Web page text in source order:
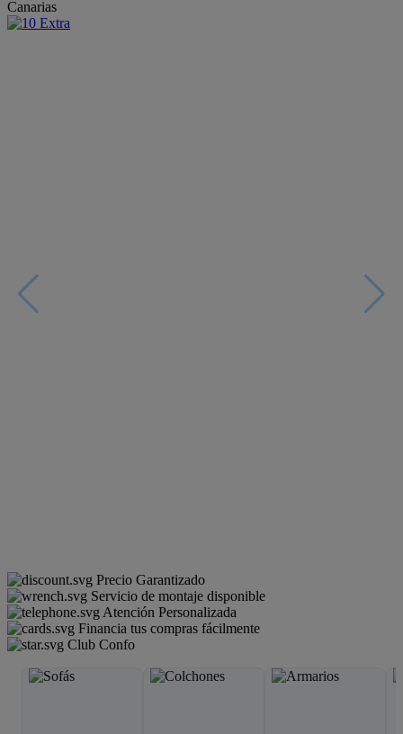
Canarias
Precio Garantizado
Servicio de montaje disponible
Atención Personalizada
Financia tus compras fácilmente
Club Confo